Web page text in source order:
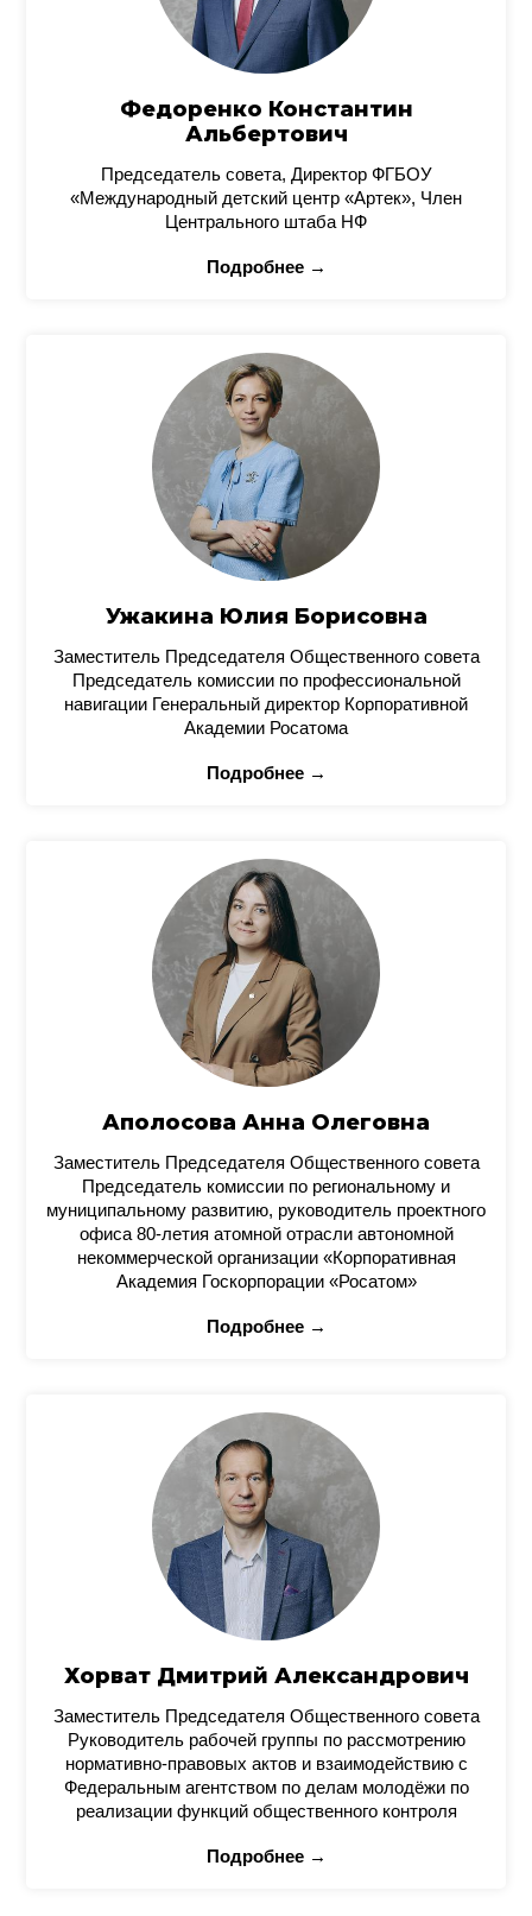
Федоренко Константин
Альбертович
Председатель совета, Директор ФГБОУ
«Международный детский центр «Артек», Член
Центрального штаба НФ
Подробнее →
Ужакина Юлия Борисовна
Заместитель Председателя Общественного совета
Председатель комиссии по профессиональной
навигации Генеральный директор Корпоративной
Академии Росатома
Подробнее →
Аполосова Анна Олеговна
Заместитель Председателя Общественного совета
Председатель комиссии по региональному и
муниципальному развитию, руководитель проектного
офиса 80-летия атомной отрасли автономной
некоммерческой организации «Корпоративная
Академия Госкорпорации «Росатом»
Подробнее →
Хорват Дмитрий Александрович
Заместитель Председателя Общественного совета
Руководитель рабочей группы по рассмотрению
нормативно-правовых актов и взаимодействию с
Федеральным агентством по делам молодёжи по
реализации функций общественного контроля
Подробнее →